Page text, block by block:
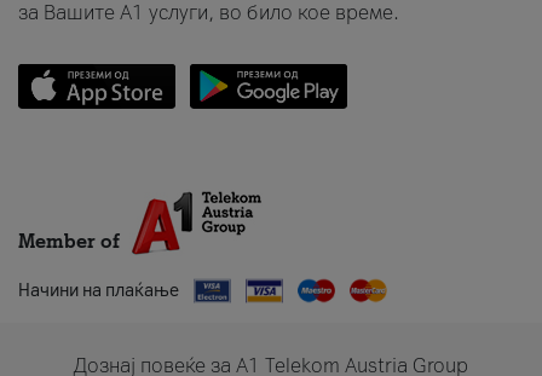
за Вашите A1 услуги, во било кое време.
Member of
Начини на плаќање
Дознај повеќе за A1 Telekom Austria Group